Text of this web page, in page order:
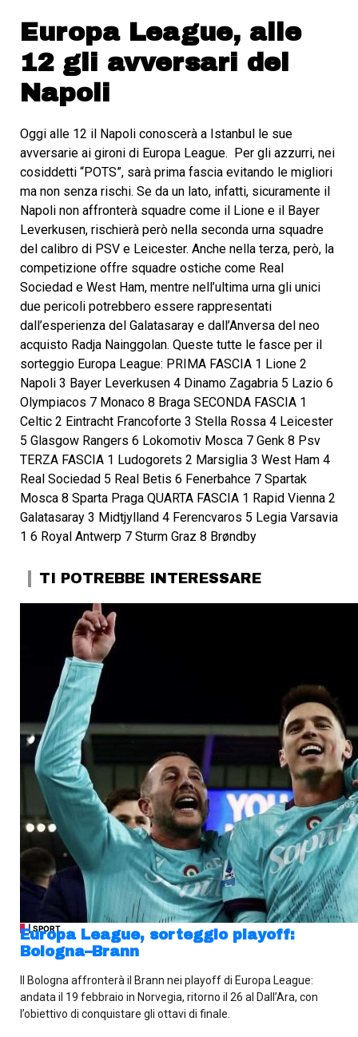
Europa League, alle
12 gli avversari del
Napoli
Oggi alle 12 il Napoli conoscerà a Istanbul le sue
avversarie ai gironi di Europa League. Per gli azzurri, nei
cosiddetti “POTS”, sarà prima fascia evitando le migliori
ma non senza rischi. Se da un lato, infatti, sicuramente il
Napoli non affronterà squadre come il Lione e il Bayer
Leverkusen, rischierà però nella seconda urna squadre
del calibro di PSV e Leicester. Anche nella terza, però, la
competizione offre squadre ostiche come Real
Sociedad e West Ham, mentre nell’ultima urna gli unici
due pericoli potrebbero essere rappresentati
dall’esperienza del Galatasaray e dall’Anversa del neo
acquisto Radja Nainggolan. Queste tutte le fasce per il
sorteggio Europa League: PRIMA FASCIA 1 Lione 2
Napoli 3 Bayer Leverkusen 4 Dinamo Zagabria 5 Lazio 6
Olympiacos 7 Monaco 8 Braga SECONDA FASCIA 1
Celtic 2 Eintracht Francoforte 3 Stella Rossa 4 Leicester
5 Glasgow Rangers 6 Lokomotiv Mosca 7 Genk 8 Psv
TERZA FASCIA 1 Ludogorets 2 Marsiglia 3 West Ham 4
Real Sociedad 5 Real Betis 6 Fenerbahce 7 Spartak
Mosca 8 Sparta Praga QUARTA FASCIA 1 Rapid Vienna 2
Galatasaray 3 Midtjylland 4 Ferencvaros 5 ​​​​Legia Varsavia
1 6 Royal Antwerp 7 Sturm Graz 8 Brøndby
TI POTREBBE INTERESSARE
| SPORT
Europa League, sorteggio playoff:
Bologna–Brann
Il Bologna affronterà il Brann nei playoff di Europa League:
andata il 19 febbraio in Norvegia, ritorno il 26 al Dall’Ara, con
l’obiettivo di conquistare gli ottavi di finale.